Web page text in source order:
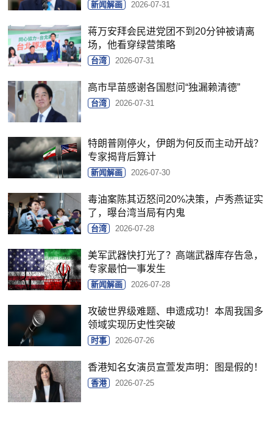
新闻解画 2026-07-31
蒋万安拜会民进党团不到20分钟被请离
场，他看穿绿营策略
台湾 2026-07-31
高市早苗感谢各国慰问“独漏赖清德”
台湾 2026-07-31
特朗普刚停火，伊朗为何反而主动开战？
专家揭背后算计
新闻解画 2026-07-30
毒油案陈其迈怒问20%决策，卢秀燕证实
了，曝台湾当局有内鬼
台湾 2026-07-28
美军武器快打光了？高端武器库存告急，
专家最怕一事发生
新闻解画 2026-07-28
攻破世界级难题、申遗成功！本周我国多
领域实现历史性突破
时事 2026-07-26
香港知名女演员宣萱发声明：图是假的！
香港 2026-07-25